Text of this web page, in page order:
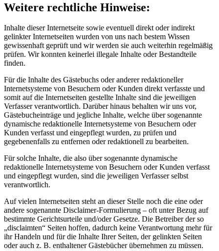
Weitere rechtliche Hinweise:
Inhalte dieser Internetseite sowie eventuell direkt oder indirekt
gelinkter Internetseiten wurden von uns nach bestem Wissen
gewissenhaft geprüft und wir werden sie auch weiterhin regelmäßig
prüfen. Wir konnten keinerlei illegale Inhalte oder Bestandteile
finden.
Für die Inhalte des Gästebuchs oder anderer redaktioneller
Internetsysteme von Besuchern oder Kunden direkt verfasste und
somit auf die Internetseiten gestellte Inhalte sind die jeweiligen
Verfasser verantwortlich. Darüber hinaus behalten wir uns vor,
Gästebucheinträge und jegliche Inhalte, welche über sogenannte
dynamische redaktionelle Internetsysteme von Besuchern oder
Kunden verfasst und eingepflegt wurden, zu prüfen und
gegebenenfalls zu entfernen oder redaktionell zu bearbeiten.
Für solche Inhalte, die also über sogenannte dynamische
redaktionelle Internetsysteme von Besuchern oder Kunden verfasst
und eingepflegt wurden, sind die jeweiligen Verfasser selbst
verantwortlich.
Auf vielen Internetseiten steht an dieser Stelle noch die eine oder
andere sogenannte Disclaimer-Formulierung – oft unter Bezug auf
bestimmte Gerichtsurteile und/oder Gesetze. Die Betreiber der so
„disclaimten“ Seiten hoffen, dadurch keine Verantwortung mehr für
ihr Handeln und für die Inhalte Ihrer Seiten, der gelinkten Seiten
oder auch z. B. enthaltener Gästebücher übernehmen zu müssen.